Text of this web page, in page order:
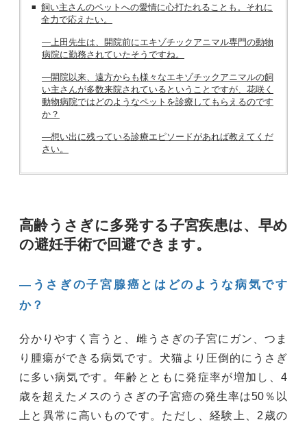
飼い主さんのペットへの愛情に心打たれることも。それに
全力で応えたい。
―上田先生は、開院前にエキゾチックアニマル専門の動物
病院に勤務されていたそうですね。
―開院以来、遠方からも様々なエキゾチックアニマルの飼
い主さんが多数来院されているということですが、花咲く
動物病院ではどのようなペットを診療してもらえるのです
か？
―想い出に残っている診療エピソードがあれば教えてくだ
さい。
高齢うさぎに多発する子宮疾患は、早め
の避妊手術で回避できます。
―うさぎの子宮腺癌とはどのような病気です
か？
分かりやすく言うと、雌うさぎの子宮にガン、つま
り腫瘍ができる病気です。犬猫より圧倒的にうさぎ
に多い病気です。年齢とともに発症率が増加し、4
歳を超えたメスのうさぎの子宮癌の発生率は50％以
上と異常に高いものです。ただし、経験上、2歳の